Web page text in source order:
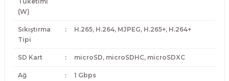
(W)
Sıkıştırma
Tipi
: H.265, H.264, MJPEG, H.265+, H.264+
SD Kart : microSD, microSDHC, microSDXC
Ağ
: 1 Gbps